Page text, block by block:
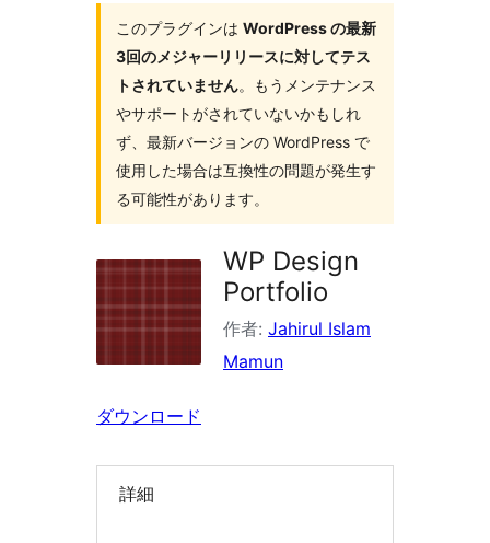
このプラグインは WordPress の最新
3回のメジャーリリースに対してテス
トされていません。もうメンテナンス
やサポートがされていないかもしれ
ず、最新バージョンの WordPress で
使用した場合は互換性の問題が発生す
る可能性があります。
WP Design
Portfolio
作者: Jahirul Islam
Mamun
ダウンロード
詳細